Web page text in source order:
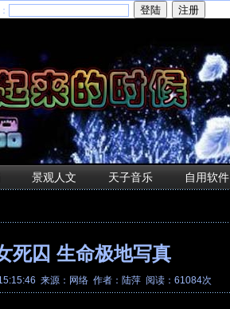
景观人文 天子音乐 自用软件
死囚 生命极地写真
来源： 网络作者：陆萍 阅读：61084次